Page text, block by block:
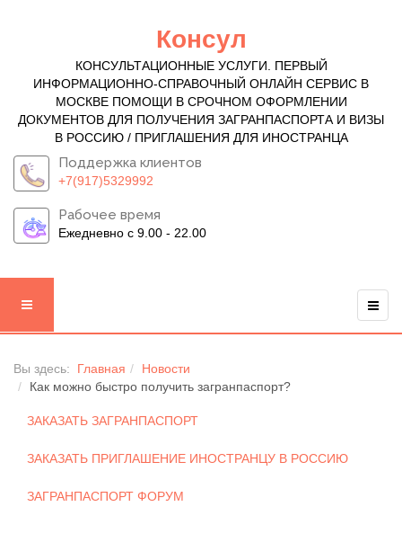
Консул
КОНСУЛЬТАЦИОННЫЕ УСЛУГИ. ПЕРВЫЙ
ИНФОРМАЦИОННО-СПРАВОЧНЫЙ ОНЛАЙН СЕРВИС В
МОСКВЕ ПОМОЩИ В СРОЧНОМ ОФОРМЛЕНИИ
ДОКУМЕНТОВ ДЛЯ ПОЛУЧЕНИЯ ЗАГРАНПАСПОРТА И ВИЗЫ
В РОССИЮ / ПРИГЛАШЕНИЯ ДЛЯ ИНОСТРАНЦА
Поддержка клиентов
+7(917)5329992
Рабочее время
Ежедневно с 9.00 - 22.00
Вы здесь: Главная
Новости
Как можно быстро получить загранпаспорт?
ЗАКАЗАТЬ ЗАГРАНПАСПОРТ
ЗАКАЗАТЬ ПРИГЛАШЕНИЕ ИНОСТРАНЦУ В РОССИЮ
ЗАГРАНПАСПОРТ ФОРУМ